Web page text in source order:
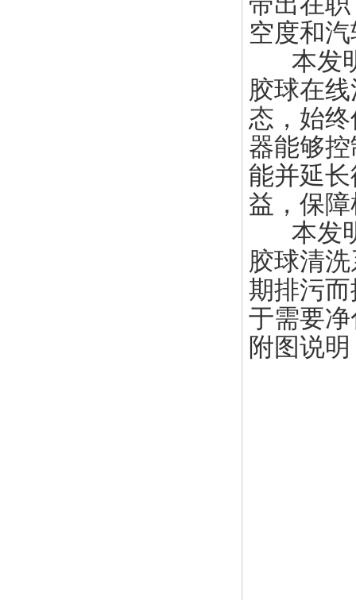
空度和
本发明
胶球在
态，始
器能够
能并延
益，保
本发明
胶球清
期排污
于需要
附图说